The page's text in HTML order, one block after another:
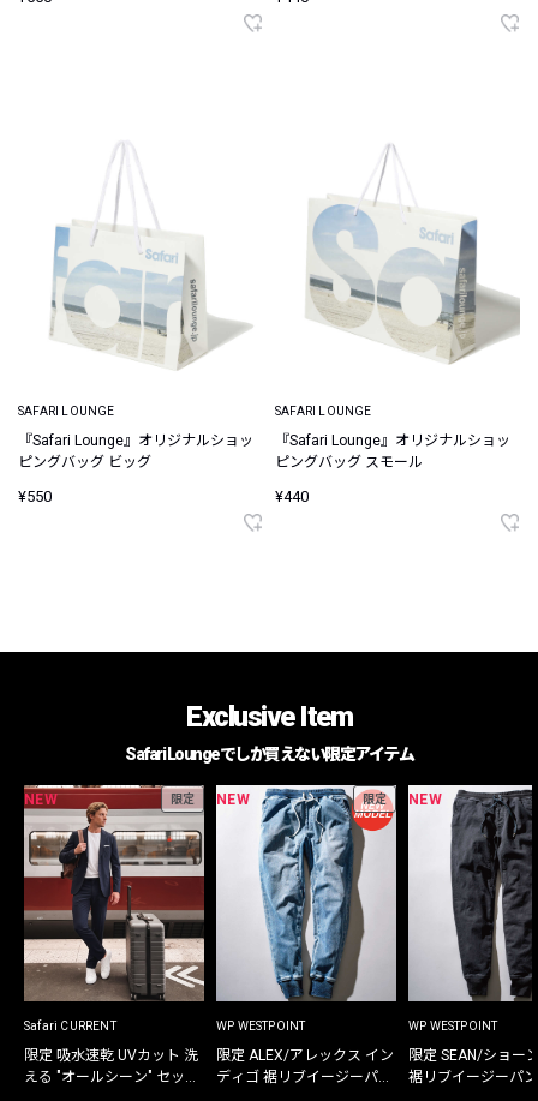
SAFARI LOUNGE
『Safari Lounge』オリジナルショッ
ピングバッグ ビッグ
¥550
SAFARI LOUNGE
『Safari Lounge』オリジナルショッ
ピングバッグ スモール
¥440
Exclusive Item
Safari Loungeでしか買えない限定アイテム
NEW 限定
Safari CURRENT
限定 吸水速乾 UVカット 洗
える "オールシーン" セット
NEW 限定
WP WESTPOINT
限定 ALEX/アレックス イン
ディゴ 裾リブイージーパン
NEW
WP WESTPOINT
限定 SEAN/ショー
裾リブイージーパ